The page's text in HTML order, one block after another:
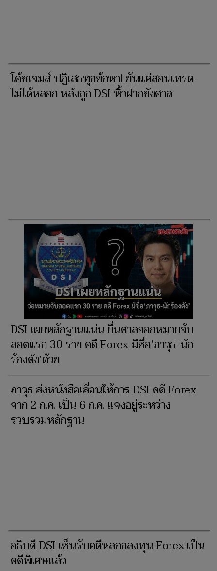
โค้ชเจมส์ ปฏิเสธทุกข้อหา! ยันแค่สอนเทรด-
ไม่ได้หลอก หลังถูก DSI หิ้วฝากขังศาล
DSI เผยหลักฐานแน่น ยื่นศาลออกหมายจับ
ลอตแรก 30 ราย คดี Forex มีชื่อ'ภาวุธ-นัก
ร้องดัง'ด้วย
ภาวุธ ส่งหนังสือเลื่อนให้การ DSI คดี Forex
จาก 2 ก.ค. เป็น 6 ก.ค. แจงอยู่ระหว่าง
รวบรวมหลักฐาน
อธิบดี DSI เซ็นรับคดีหลอกลงทุน Forex เป็น
คดีพิเศษแล้ว